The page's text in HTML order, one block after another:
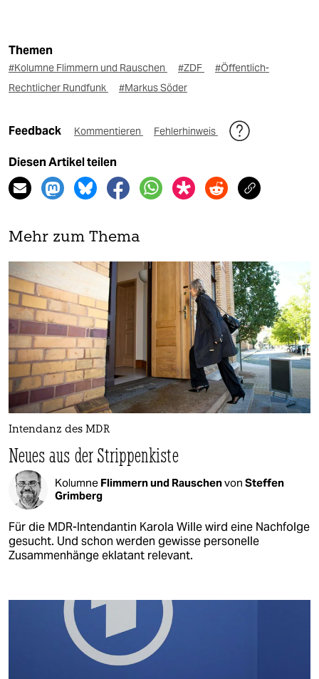
Themen
#Kolumne Flimmern und Rauschen #ZDF
#Öffentlich-
Rechtlicher Rundfunk
#Markus Söder
Feedback Kommentieren Fehlerhinweis
Diesen Artikel teilen
Mehr zum Thema
Intendanz des MDR
Neues aus der Strippenkiste
Kolumne Flimmern und Rauschenvon Steffen
Grimberg
Für die MDR-Intendantin Karola Wille wird eine Nachfolge
gesucht. Und schon werden gewisse personelle
Zusammenhänge eklatant relevant.